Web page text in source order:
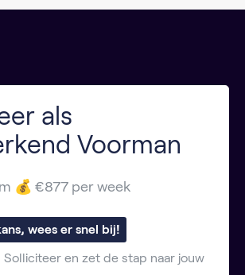
als
Voorman
💰 €877 per week
wees er snel bij!
Solliciteer en zet de stap naar jouw